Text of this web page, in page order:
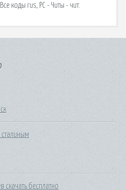
коды rus, PC - Читы - чит.
сталиным
скачать бесплатно